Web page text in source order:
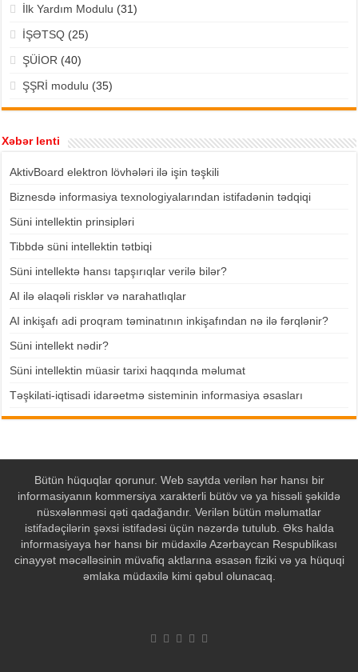
İlk Yardım Modulu (31)
İŞƏTSQ(25)
ŞÜİOR (40)
ŞŞRİ modulu (35)
Xəbər lenti
AktivBoard elektron lövhələri ilə işin təşkili
Biznesdə informasiya texnologiyalarından istifadənin tədqiqi
Süni intellektin prinsipləri
Tibbdə süni intellektin tətbiqi
Süni intellektə hansı tapşırıqlar verilə bilər?
AI ilə əlaqəli risklər və narahatlıqlar
AI inkişafı adi proqram təminatının inkişafından nə ilə fərqlənir?
Süni intellekt nədir?
Süni intellektin müasir tarixi haqqında məlumat
Təşkilati-iqtisadi idarəetmə sisteminin informasiya əsasları
Bütün hüquqlar qorunur. Web saytda verilən hər hansı bir
informasiyanın kommersiya xarakterli bütöv və ya hissəli şəkildə
nüsxələnməsi qəti qadağandır. Verilən bütün məlumatlar
istifadəçilərin şəxsi istifadəsi üçün nəzərdə tutulub. Əks halda
informasiyaya hər hansı bir müdaxilə Azərbaycan Respublikası
cinayyət məcəlləsinin müvafiq aktlarına əsasən fiziki və ya hüquqi
əmlaka müdaxilə kimi qəbul olunacaq.